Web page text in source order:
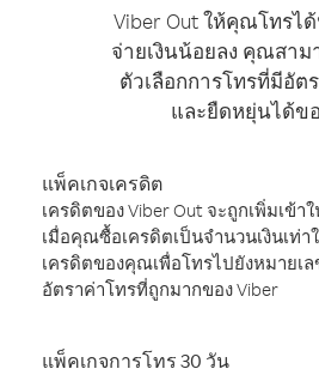
Viber Out ให้คุณโทรไ
จ่ายเงินน้อยลง คุณสาม
ตัวเลือกการโทรที่มีอัต
และยืดหยุ่นได้ขอ
แพ็คเกจเครดิต
เครดิตของ Viber Out จะถูกเพิ่มเข้
เมื่อคุณซื้อเครดิตเป็นจำนวนเงินเท่
เครดิตของคุณเพื่อโทรไปยังหมายเ
อัตราค่าโทรที่ถูกมากของ Viber
แพ็คเกจการโทร 30 วัน